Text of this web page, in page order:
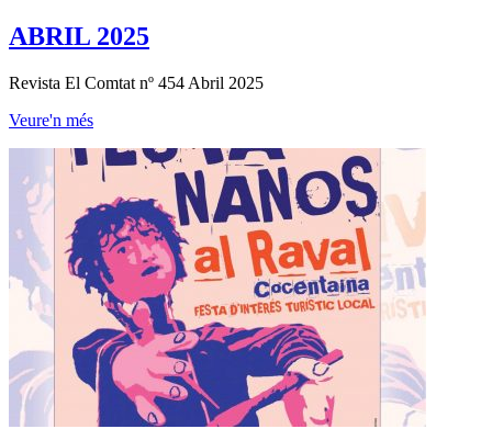
ABRIL 2025
Revista El Comtat nº 454 Abril 2025
Veure'n més